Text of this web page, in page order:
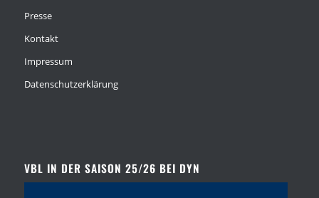
Presse
Kontakt
Impressum
Datenschutzerklärung
VBL IN DER SAISON 25/26 BEI DYN